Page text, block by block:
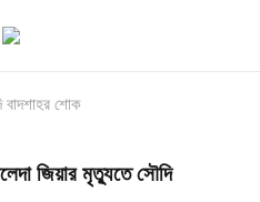
বাদশাহর শোক
জিয়ার মৃত্যুতে সৌদি